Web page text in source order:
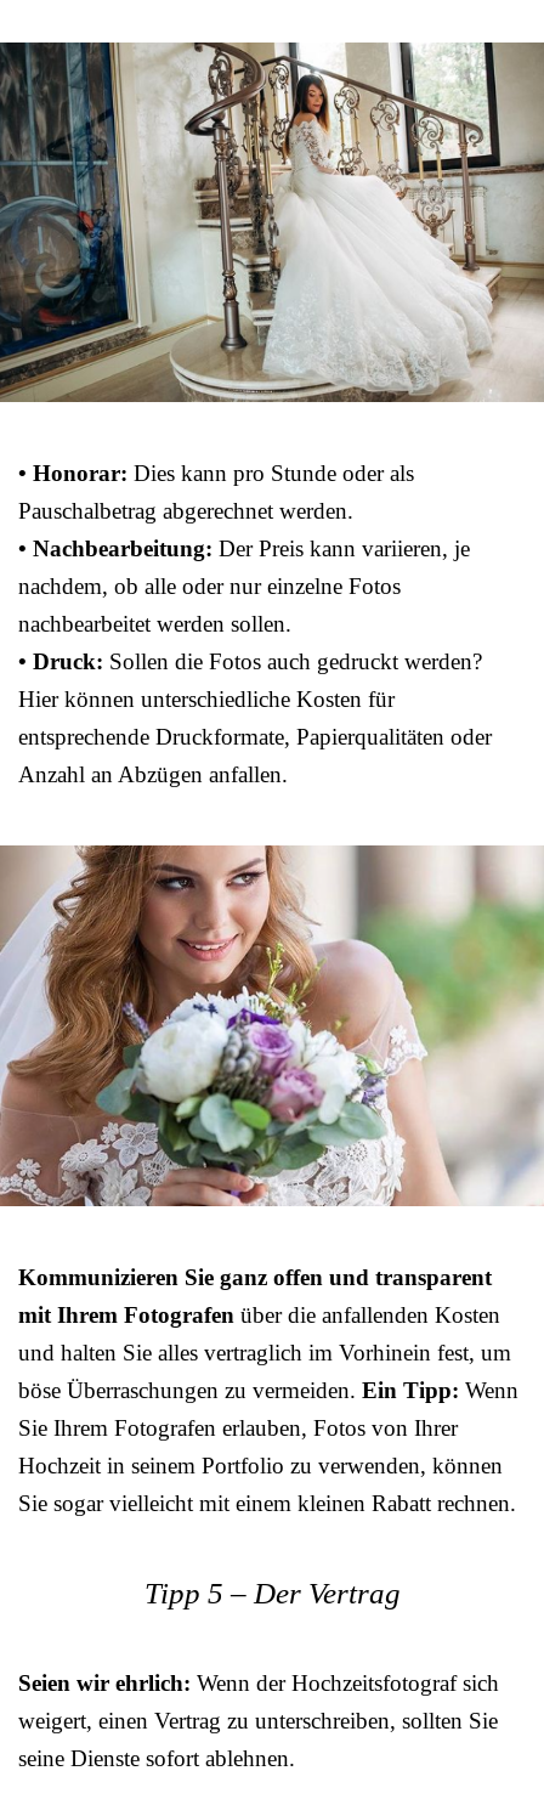
• Honorar: Dies kann pro Stunde oder als
Pauschalbetrag abgerechnet werden.
• Nachbearbeitung: Der Preis kann variieren, je
nachdem, ob alle oder nur einzelne Fotos
nachbearbeitet werden sollen.
• Druck: Sollen die Fotos auch gedruckt werden?
Hier können unterschiedliche Kosten für
entsprechende Druckformate, Papierqualitäten oder
Anzahl an Abzügen anfallen.
Kommunizieren Sie ganz offen und transparent
mit Ihrem Fotografen über die anfallenden Kosten
und halten Sie alles vertraglich im Vorhinein fest, um
böse Überraschungen zu vermeiden. Ein Tipp: Wenn
Sie Ihrem Fotografen erlauben, Fotos von Ihrer
Hochzeit in seinem Portfolio zu verwenden, können
Sie sogar vielleicht mit einem kleinen Rabatt rechnen.
Tipp 5 – Der Vertrag
Seien wir ehrlich: Wenn der Hochzeitsfotograf sich
weigert, einen Vertrag zu unterschreiben, sollten Sie
seine Dienste sofort ablehnen.